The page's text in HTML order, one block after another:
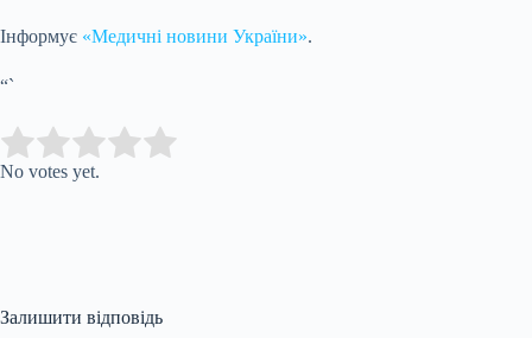
Інформує «Медичні новини України».
“`
Rate this item:
No votes yet.
Залишити відповідь